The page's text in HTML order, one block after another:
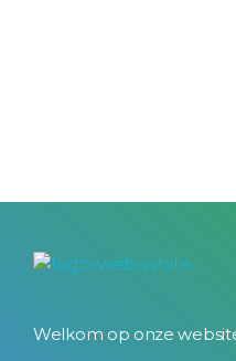
Welkom op onze